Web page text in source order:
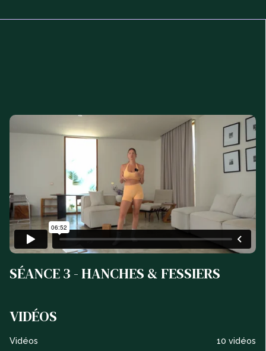
SÉANCE 3 - HANCHES & FESSIERS
VIDÉOS
Vidéos 10 vidéos